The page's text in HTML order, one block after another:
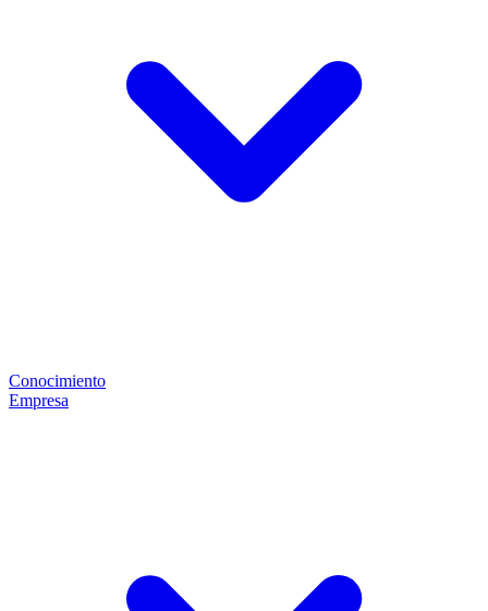
Conocimiento
Empresa